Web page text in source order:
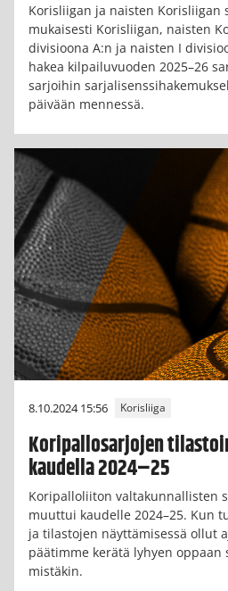
Korisliigan ja naisten Korisliigan
mukaisesti Korisliigan, naisten
divisioona A:n ja naisten I
hakea kilpailuvuoden 2025–26
sarjoihin
päivään mennessä.
8.10.2024 15:56 Korisliiga
Koripallosarjojen
kaudella 2024–25
Koripalloliiton valtakunnallisten
muuttui kaudelle 2024–25. Kun
ja tilastojen näyttämisessä ollut
päätimme kerätä lyhyen oppaan
mistäkin.